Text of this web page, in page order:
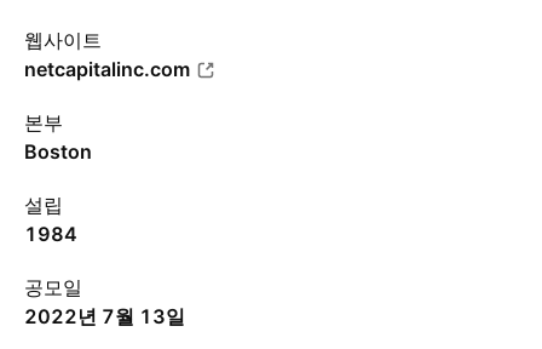
웹사이트
netcapitalinc.com
본부
Boston
설립
1984
공모일
2022년 7월 13일